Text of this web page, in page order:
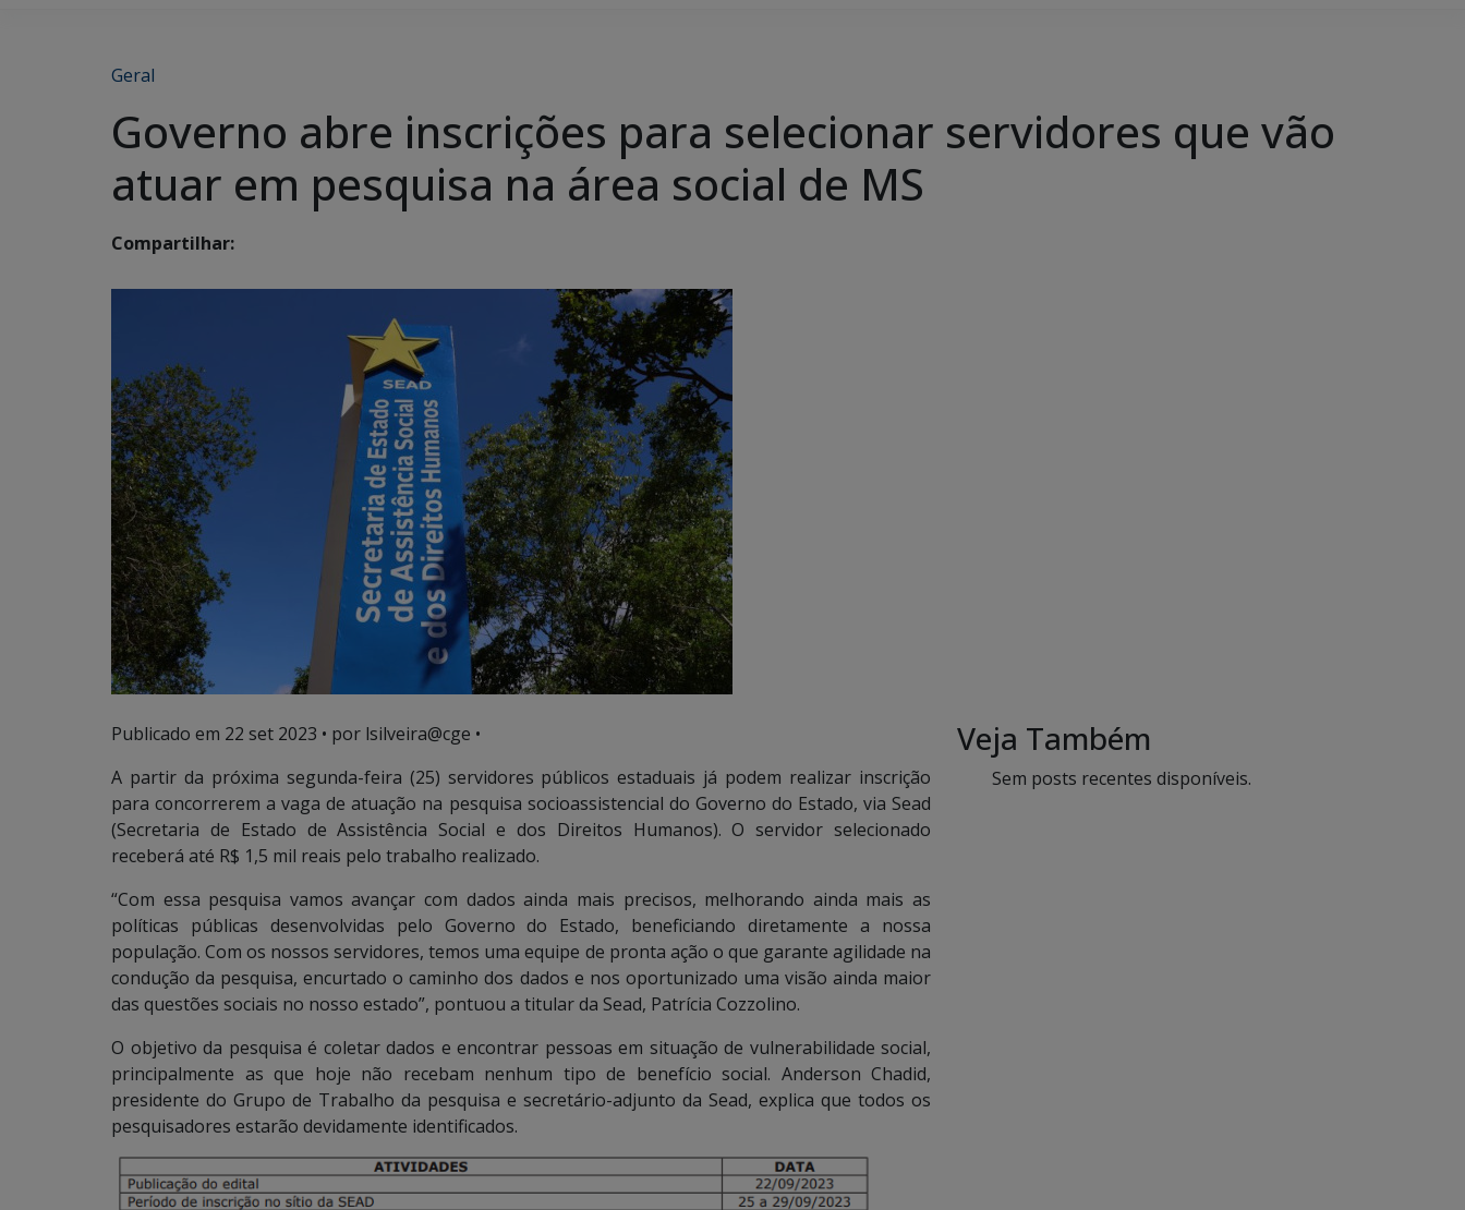
Geral
Governo abre inscrições para selecionar servidores que vão
atuar em pesquisa na área social de MS
Compartilhar:
Publicado em 22 set 2023 • por lsilveira@cge •
A partir da próxima segunda-feira (25) servidores públicos estaduais já podem realizar inscrição
para concorrerem a vaga de atuação na pesquisa socioassistencial do Governo do Estado, via Sead
(Secretaria de Estado de Assistência Social e dos Direitos Humanos). O servidor selecionado
receberá até R$ 1,5 mil reais pelo trabalho realizado.
“Com essa pesquisa vamos avançar com dados ainda mais precisos, melhorando ainda mais as
políticas públicas desenvolvidas pelo Governo do Estado, beneficiando diretamente a nossa
população. Com os nossos servidores, temos uma equipe de pronta ação o que garante agilidade na
condução da pesquisa, encurtado o caminho dos dados e nos oportunizado uma visão ainda maior
das questões sociais no nosso estado”, pontuou a titular da Sead, Patrícia Cozzolino.
O objetivo da pesquisa é coletar dados e encontrar pessoas em situação de vulnerabilidade social,
principalmente as que hoje não recebam nenhum tipo de benefício social. Anderson Chadid,
presidente do Grupo de Trabalho da pesquisa e secretário-adjunto da Sead, explica que todos os
pesquisadores estarão devidamente identificados.
Veja Também
Sem posts recentes disponíveis.